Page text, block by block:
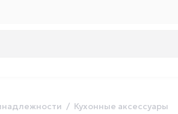
Кухонные аксессуары